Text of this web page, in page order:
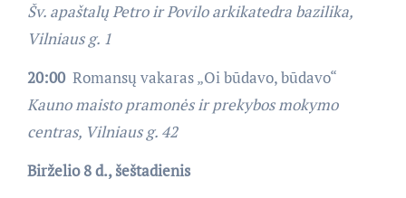
Šv. apaštalų Petro ir Povilo arkikatedra bazilika,
Vilniaus g. 1
20:00Romansų vakaras „Oi būdavo, būdavo“
Kauno maisto pramonės ir prekybos mokymo
centras, Vilniaus g. 42
Birželio 8 d., šeštadienis